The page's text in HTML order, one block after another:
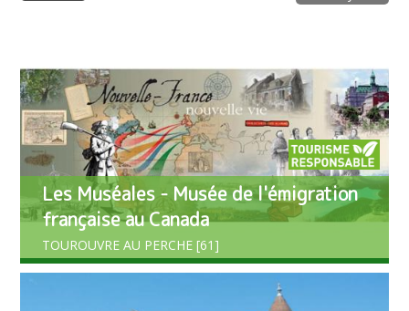
Les Muséales - Musée de l'émigration
française au Canada
TOUROUVRE AU PERCHE [61]